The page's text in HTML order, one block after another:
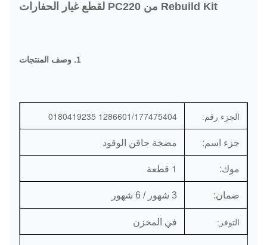
Rebuild Kit من PC220 لقطع غيار الحفارات
1. وصف المنتجات
الجزء رقم: 1286601/177475404 0180419235
جزء اسم:
مضخة حاقن الوقود
موك:
1 قطعة
ضمان: 3 شهور / 6 شهور
التوفر: في المخزن